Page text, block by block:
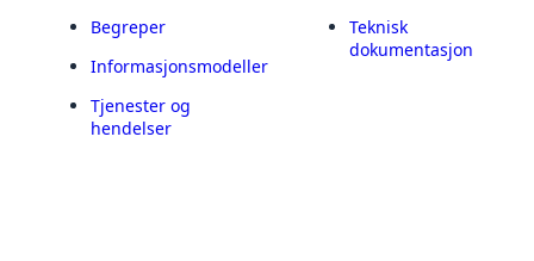
Begreper
Informasjonsmodeller
Tjenester og
hendelser
Teknisk
dokumentasjon